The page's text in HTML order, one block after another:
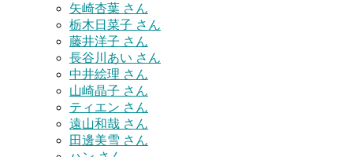
矢崎杏葉 さん
栃木日菜子 さん
藤井洋子 さん
長谷川あい さん
中井絵理 さん
山崎晶子 さん
ティエン さん
遠山和哉 さん
田邊美雪 さん